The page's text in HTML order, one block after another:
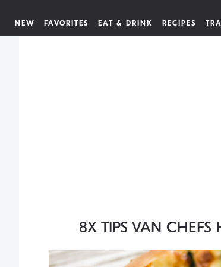
NEW FAVORITES EAT & DRINK RECIPES
8X TIPS VAN